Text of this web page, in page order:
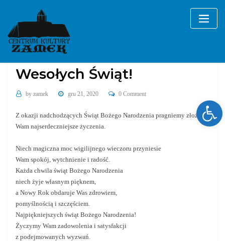
content
Bez kategorii
Wesołych Świąt!
by zamek gru 21, 2020 0 Comment
Z okazji nadchodzących Świąt Bożego Narodzenia pragniemy złożyć
Wam najserdeczniejsze życzenia.
Niech magiczna moc wigilijnego wieczoru przyniesie
Wam spokój, wytchnienie i radość.
Każda chwila świąt Bożego Narodzenia
niech żyje własnym pięknem,
a Nowy Rok obdaruje Was zdrowiem,
pomyślnością i szczęściem.
Najpiękniejszych świąt Bożego Narodzenia!
Życzymy Wam zadowolenia i satysfakcji
z podejmowanych wyzwań.